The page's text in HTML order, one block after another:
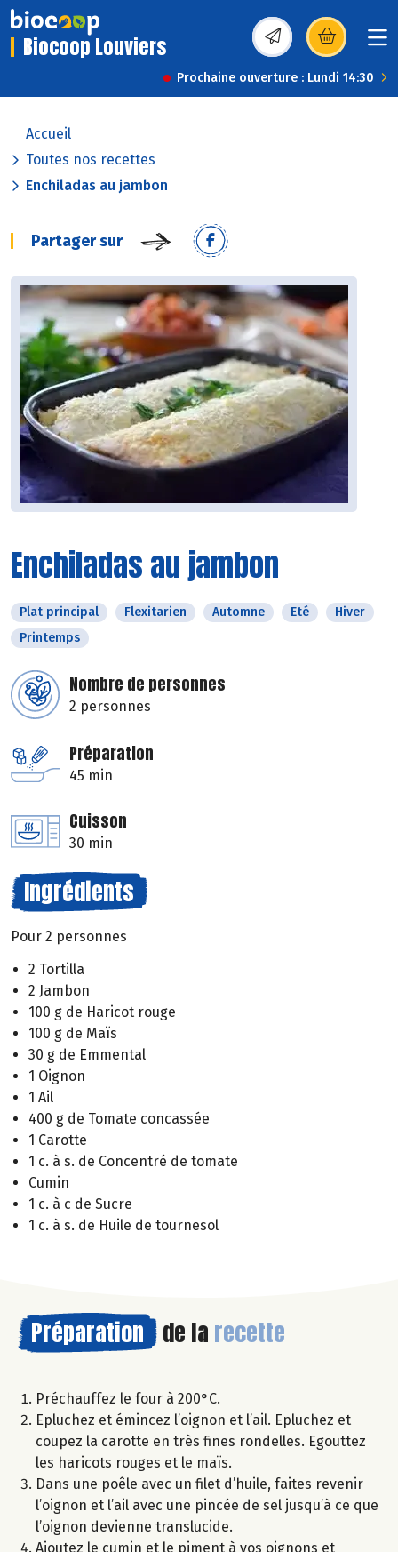
Biocoop Louviers (s’ouvre dans une
Prochaine ouverture : Lundi 14:30
Accueil
Toutes nos recettes
Enchiladas au jambon
Partager sur
Enchiladas au jambon
Plat principal Flexitarien Automne Eté
Hiver
Printemps
Nombre de personnes
2 personnes
Préparation
45 min
Cuisson
30 min
Ingrédients
Pour 2 personnes
2 Tortilla
2 Jambon
100 g de Haricot rouge
100 g de Maïs
30 g de Emmental
1 Oignon
1 Ail
400 g de Tomate concassée
1 Carotte
1 c. à s. de Concentré de tomate
Cumin
1 c. à c de Sucre
1 c. à s. de Huile de tournesol
Préparation de la recette
Préchauffez le four à 200°C.
Epluchez et émincez l’oignon et l’ail. Epluchez et
coupez la carotte en très fines rondelles. Egouttez
les haricots rouges et le maïs.
Dans une poêle avec un filet d’huile, faites revenir
l’oignon et l’ail avec une pincée de sel jusqu’à ce que
l’oignon devienne translucide.
Ajoutez le cumin et le piment à vos oignons et